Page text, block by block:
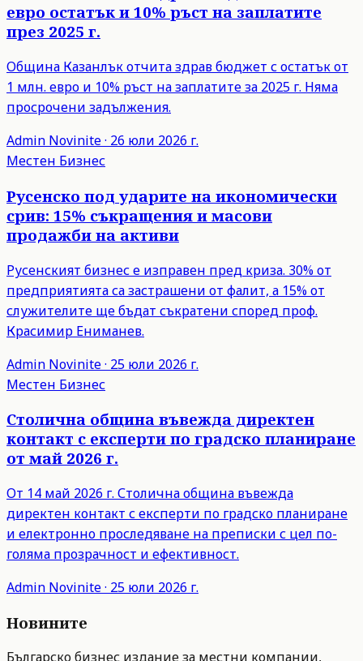
евро остатък и 10% ръст на заплатите
през 2025 г.
Община Казанлък отчита здрав бюджет с остатък от
1 млн. евро и 10% ръст на заплатите за 2025 г. Няма
просрочени задължения.
Admin Novinite· 26 юли 2026 г.
Местен Бизнес
Русенско под ударите на икономически
срив: 15% съкращения и масови
продажби на активи
Русенският бизнес е изправен пред криза. 30% от
предприятията са застрашени от фалит, а 15% от
служителите ще бъдат съкратени според проф.
Красимир Ениманев.
Admin Novinite· 25 юли 2026 г.
Местен Бизнес
Столична община въвежда директен
контакт с експерти по градско планиране
от май 2026 г.
От 14 май 2026 г. Столична община въвежда
директен контакт с експерти по градско планиране
и електронно проследяване на преписки с цел по-
голяма прозрачност и ефективност.
Admin Novinite· 25 юли 2026 г.
Новините
Българско бизнес издание за местни компании,